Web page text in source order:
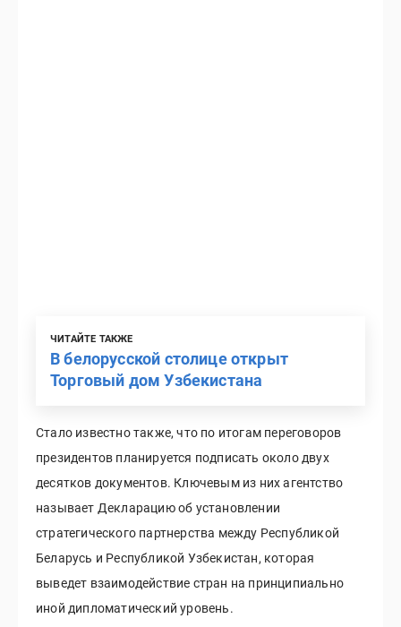
ЧИТАЙТЕ ТАКЖЕ
В белорусской столице открыт
Торговый дом Узбекистана
Стало известно также, что по итогам переговоров
президентов планируется подписать около двух
десятков документов. Ключевым из них агентство
называет Декларацию об установлении
стратегического партнерства между Республикой
Беларусь и Республикой Узбекистан, которая
выведет взаимодействие стран на принципиально
иной дипломатический уровень.